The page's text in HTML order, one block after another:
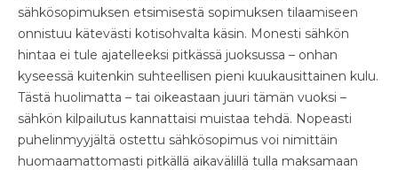
sähkösopimuksen etsimisestä sopimuksen tilaamiseen
onnistuu kätevästi kotisohvalta käsin. Monesti sähkön
hintaa ei tule ajatelleeksi pitkässä juoksussa – onhan
kyseessä kuitenkin suhteellisen pieni kuukausittainen kulu.
Tästä huolimatta – tai oikeastaan juuri tämän vuoksi –
sähkön kilpailutus kannattaisi muistaa tehdä. Nopeasti
puhelinmyyjältä ostettu sähkösopimus voi nimittäin
huomaamattomasti pitkällä aikavälillä tulla maksamaan